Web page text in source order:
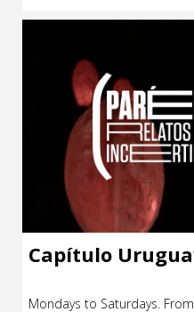
departamentos del interior
Capítulo
Mondays to Saturdays.